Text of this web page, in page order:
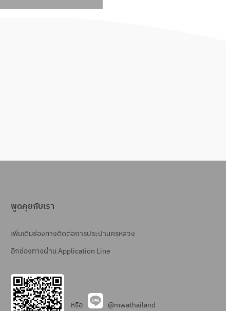
พูดคุยกับเรา
เพิ่มเติมช่องทางติดต่อการประปานครหลวง
อีกช่องทางผ่าน Application Line
หรือ @mwathailand